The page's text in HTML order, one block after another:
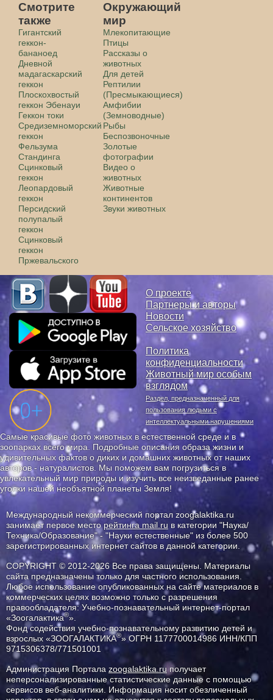
Смотрите
также
Гигантский
геккон-
бананоед
Дневной
мадагаскарский
геккон
Плоскохвостый
геккон Эбенауи
Геккон токи
Средиземноморский
геккон
Фельзума
Стандинга
Сцинковый
геккон
Леопардовый
геккон
Персидский
полупалый
геккон
Сцинковый
геккон
Пржевальского
Окружающий
мир
Млекопитающие
Птицы
Рассказы о
животных
Для детей
Рептилии
(Пресмыкающиеся)
Амфибии
(Земноводные)
Рыбы
Беспозвоночные
Золотые
фотографии
Видео о
животных
Животные
континентов
Звуки животных
О проекте
Партнеры и авторы
Новости
Сельское хозяйство
Политика
конфиденциальности
Животный мир особым
взглядом
Раздел, предназначенный для
пользования людьми с
интеллектуальными нарушениями
Самые красивые фото животных в естественной среде и в
зоопарках всего мира. Подробные описания образа жизни и
удивительных фактов о диких и домашних животных от наших
авторов - натуралистов. Мы поможем вам погрузиться в
увлекательный мир природы и изучить все неизведанные ранее
уголки нашей необъятной планеты Земля!
Международный некоммерческий портал zoogalaktika.ru
занимает первое месторейтинга mail.ru в категории "Наука/
Техника/Образование" - "Науки естественные" из более 500
зарегистрированных интернет сайтов в данной категории.
COPYRIGHT © 2012-2026 Все права защищены. Материалы
сайта предназначены только для частного использования.
Любое использование опубликованных на сайте материалов в
коммерческих целях возможно только с разрешения
правообладателя: Учебно-познавательный интернет-портал
«Зоогалактика®».
Фонд содействия учебно-познавательному развитию детей и
взрослых «ЗООГАЛАКТИКА®» ОГРН 1177700014986 ИНН/КПП
9715306378/771501001
Администрация Портала zoogalaktika.ruполучает
неперсонализированные статистические данные с помощью
сервисов веб-аналитики. Информация носит обезличенный